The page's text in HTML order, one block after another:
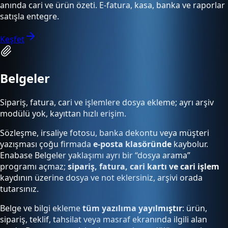
anında cari ve ürün özeti. E-fatura, kasa, banka ve raporlar
satışla entegre.
Keşfet
Belgeler
Sipariş, fatura, cari ve işlemlere dosya ekleme; ayrı arşiv
modülü yok, kayıttan hızlı erişim.
Sözleşme, irsaliye fotosu, banka dekontu veya müşteri
yazışması çoğu firmada e-posta klasöründe kaybolur.
Enabase Belgeler yaklaşımı ayrı bir “dosya arama”
programı açmaz; sipariş, fatura, cari kartı ve cari işlem
kaydının üzerine dosya ve not eklersiniz, arşivi orada
tutarsınız.
Belge ve bilgi eklemetüm yazılıma yayılmıştır: ürün,
sipariş, teklif, tahsilat veya masraf ekranında ilgili alan